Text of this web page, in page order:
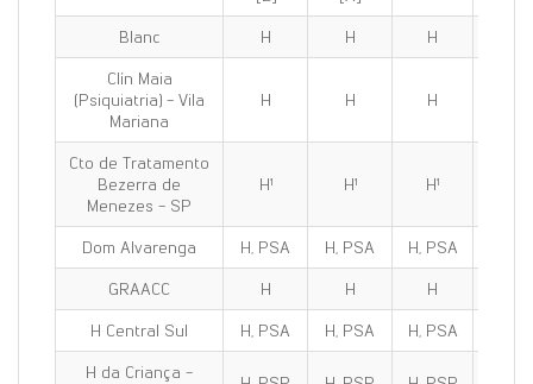
Blanc H H H
Clín Maia
(Psiquiatria) - Vila
Mariana
H H H
Cto de Tratamento
Bezerra de
Menezes - SP
H¹ H¹ H¹
Dom Alvarenga H, PSA H, PSA H, PSA
GRAACC
H H H
H Central Sul
H, PSA H, PSA H, PSA
H da Criança -